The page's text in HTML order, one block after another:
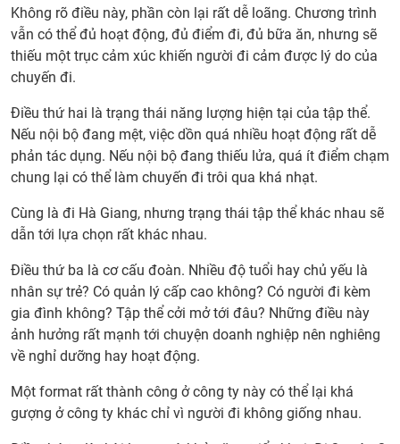
Không rõ điều này, phần còn lại rất dễ loãng. Chương trình
vẫn có thể đủ hoạt động, đủ điểm đi, đủ bữa ăn, nhưng sẽ
thiếu một trục cảm xúc khiến người đi cảm được lý do của
chuyến đi.
Điều thứ hai là trạng thái năng lượng hiện tại của tập thể.
Nếu nội bộ đang mệt, việc dồn quá nhiều hoạt động rất dễ
phản tác dụng. Nếu nội bộ đang thiếu lửa, quá ít điểm chạm
chung lại có thể làm chuyến đi trôi qua khá nhạt.
Cùng là đi Hà Giang, nhưng trạng thái tập thể khác nhau sẽ
dẫn tới lựa chọn rất khác nhau.
Điều thứ ba là cơ cấu đoàn. Nhiều độ tuổi hay chủ yếu là
nhân sự trẻ? Có quản lý cấp cao không? Có người đi kèm
gia đình không? Tập thể cởi mở tới đâu? Những điều này
ảnh hưởng rất mạnh tới chuyện doanh nghiệp nên nghiêng
về nghỉ dưỡng hay hoạt động.
Một format rất thành công ở công ty này có thể lại khá
gượng ở công ty khác chỉ vì người đi không giống nhau.